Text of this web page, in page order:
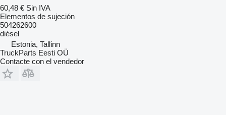
60,48 € Sin IVA
Elementos de sujeción
504262600
diésel
Estonia, Tallinn
TruckParts Eesti OÜ
Contacte con el vendedor